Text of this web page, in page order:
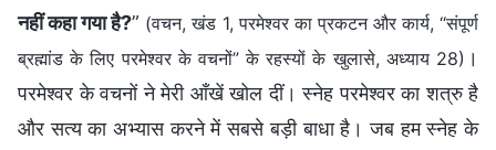
नहीं कहा गया है?” (वचन, खंड 1, परमेश्वर का प्रकटन और कार्य, “संपूर्ण
ब्रह्मांड के लिए परमेश्वर के वचनों” के रहस्यों के खुलासे, अध्याय 28) ।
परमेश्वर के वचनों ने मेरी आँखें खोल दीं। स्नेह परमेश्वर का शत्रु है
और सत्य का अभ्यास करने में सबसे बड़ी बाधा है। जब हम स्नेह के